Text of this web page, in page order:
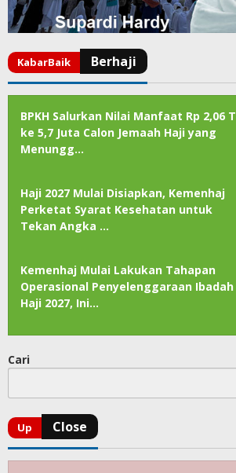
BPKH Salurkan Nilai Manfaat Rp 2,06 T
ke 5,7 Juta Calon Jemaah Haji yang
Menungg…
Haji 2027 Mulai Disiapkan, Kemenhaj
Perketat Syarat Kesehatan untuk
Tekan Angka …
Kemenhaj Mulai Lakukan Tahapan
Operasional Penyelenggaraan Ibadah
Haji 2027, Ini…
Cari